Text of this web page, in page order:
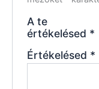
A te
értékelésed *
Értékelésed *